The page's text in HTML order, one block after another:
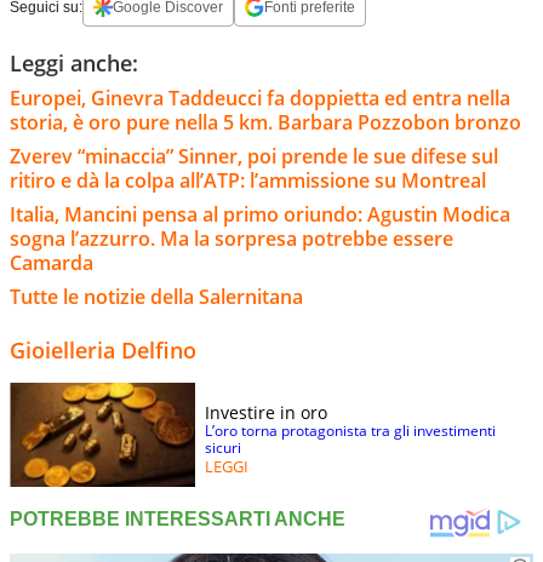
Seguici su: Google Discover Fonti preferite
Leggi anche:
Europei, Ginevra Taddeucci fa doppietta ed entra nella
storia, è oro pure nella 5 km. Barbara Pozzobon bronzo
Zverev “minaccia” Sinner, poi prende le sue difese sul
ritiro e dà la colpa all’ATP: l’ammissione su Montreal
Italia, Mancini pensa al primo oriundo: Agustin Modica
sogna l’azzurro. Ma la sorpresa potrebbe essere
Camarda
Tutte le notizie della Salernitana
Gioielleria Delfino
Investire in oro
L’oro torna protagonista tra gli investimenti
sicuri
LEGGI